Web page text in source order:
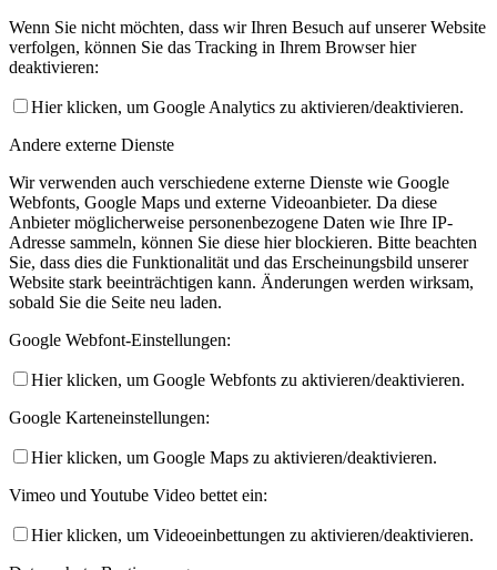
Wenn Sie nicht möchten, dass wir Ihren Besuch auf unserer Website
verfolgen, können Sie das Tracking in Ihrem Browser hier
deaktivieren:
Hier klicken, um Google Analytics zu aktivieren/deaktivieren.
Andere externe Dienste
Wir verwenden auch verschiedene externe Dienste wie Google
Webfonts, Google Maps und externe Videoanbieter. Da diese
Anbieter möglicherweise personenbezogene Daten wie Ihre IP-
Adresse sammeln, können Sie diese hier blockieren. Bitte beachten
Sie, dass dies die Funktionalität und das Erscheinungsbild unserer
Website stark beeinträchtigen kann. Änderungen werden wirksam,
sobald Sie die Seite neu laden.
Google Webfont-Einstellungen:
Hier klicken, um Google Webfonts zu aktivieren/deaktivieren.
Google Karteneinstellungen:
Hier klicken, um Google Maps zu aktivieren/deaktivieren.
Vimeo und Youtube Video bettet ein:
Hier klicken, um Videoeinbettungen zu aktivieren/deaktivieren.